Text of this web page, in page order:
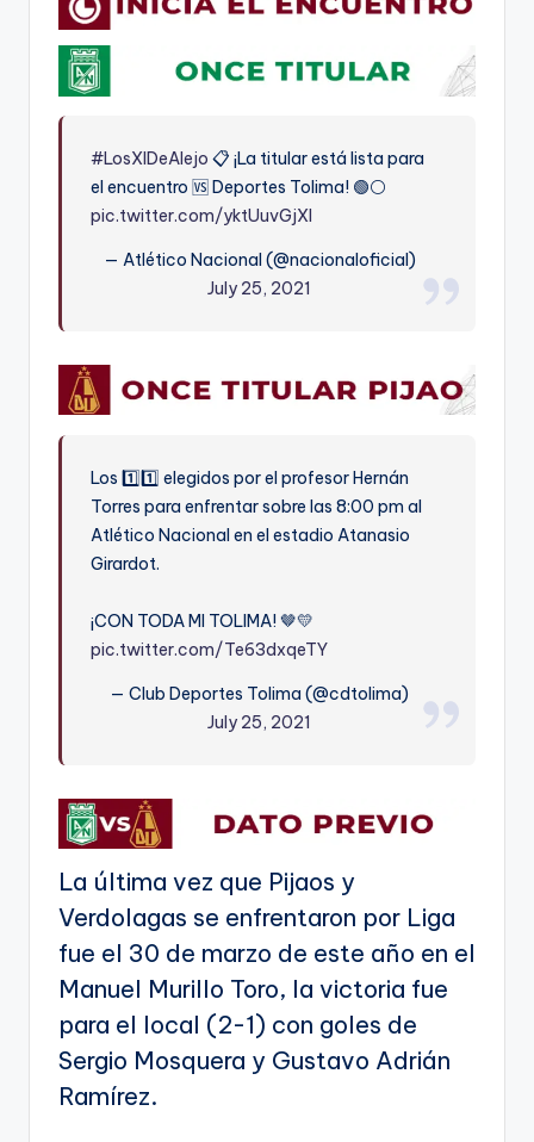
#LosXIDeAlejo 📋 ¡La titular está lista para
el encuentro 🆚 Deportes Tolima! 🟢⚪️
pic.twitter.com/yktUuvGjXI
— Atlético Nacional (@nacionaloficial)
July 25, 2021
Los 1️⃣1️⃣ elegidos por el profesor Hernán
Torres para enfrentar sobre las 8:00 pm al
Atlético Nacional en el estadio Atanasio
Girardot.
¡CON TODA MI TOLIMA! 🤎💛
pic.twitter.com/Te63dxqeTY
— Club Deportes Tolima (@cdtolima)
July 25, 2021
La última vez que Pijaos y
Verdolagas se enfrentaron por Liga
fue el 30 de marzo de este año en el
Manuel Murillo Toro, la victoria fue
para el local (2-1) con goles de
Sergio Mosquera y Gustavo Adrián
Ramírez.